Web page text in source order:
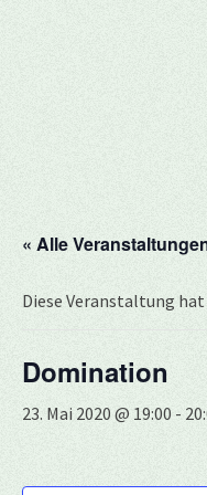
« Alle
Diese Veranstaltung
Domination
23. Mai 2020 @ 19:00 -